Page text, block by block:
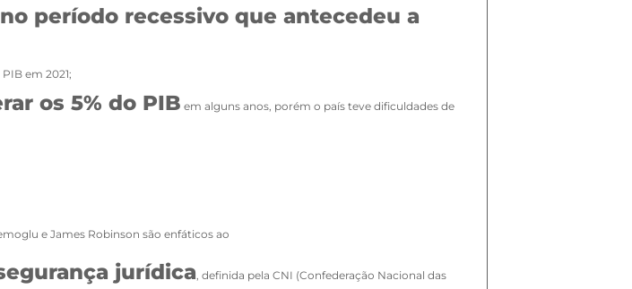
período recessivo que antecedeu a
em 2021;
os 5% do PIB em alguns anos, porém o país teve dificuldades de
e James Robinson são enfáticos ao
jurídica , definida pela CNI (Confederação Nacional das